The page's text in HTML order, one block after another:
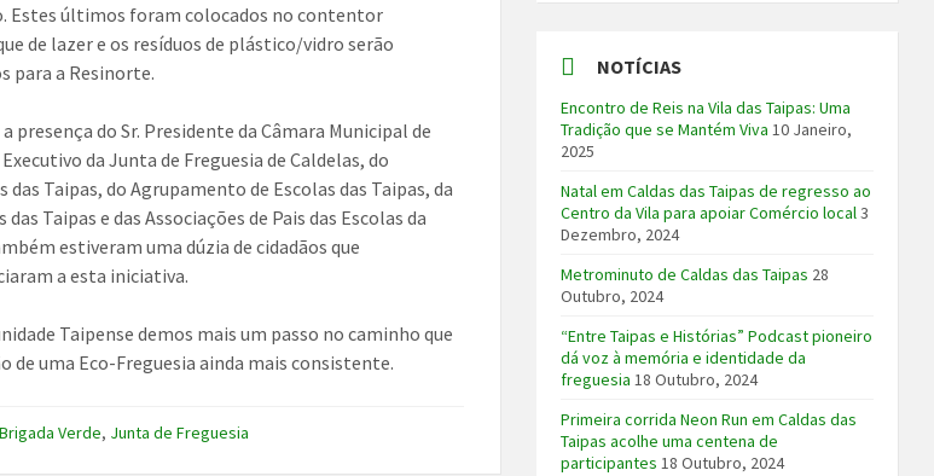
Estes últimos foram colocados no contentor
de lazer e os resíduos de plástico/vidro serão
para a Resinorte.
presença do Sr. Presidente da Câmara Municipal de
da Junta de Freguesia de Caldelas, do
Taipas, do Agrupamento de Escolas das Taipas, da
das Taipas e das Associações de Pais das Escolas da
estiveram uma dúzia de cidadãos que
a esta iniciativa.
Taipense demos mais um passo no caminho que
de uma Eco-Freguesia ainda mais consistente.
Brigada Verde, Junta de Freguesia
NOTÍCIAS
Encontro de Reis na Vila das Taipas: Uma
Tradição que se Mantém Viva 10 Janeiro,
2025
Natal em Caldas das Taipas de regresso ao
Centro da Vila para apoiar Comércio local3
Dezembro, 2024
Metrominuto de Caldas das Taipas 28
Outubro, 2024
“Entre Taipas e Histórias” Podcast pioneiro
dá voz à memória e identidade da
freguesia 18 Outubro, 2024
Primeira corrida Neon Run em Caldas das
Taipas acolhe uma centena de
participantes 18 Outubro, 2024